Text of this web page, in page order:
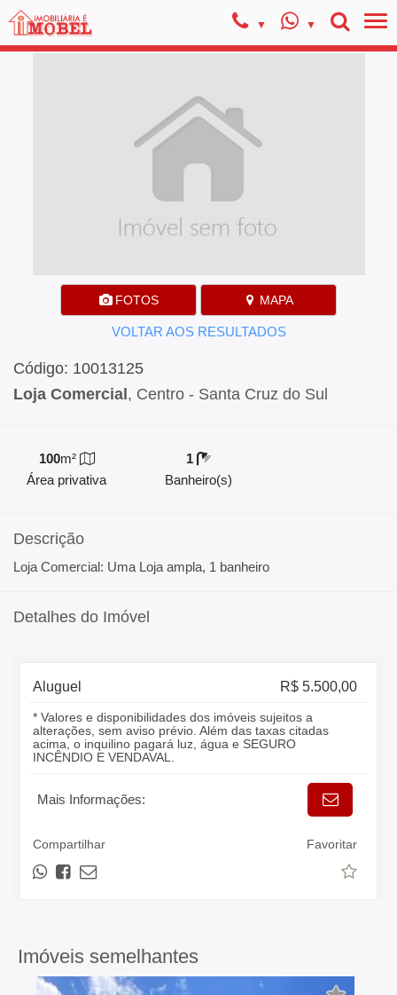
FOTOS MAPA
VOLTAR AOS RESULTADOS
Código: 10013125
Loja Comercial , Centro - Santa Cruz do Sul
100m²
Área privativa
1
Banheiro(s)
Descrição
Loja Comercial: Uma Loja ampla, 1 banheiro
Detalhes do Imóvel
Aluguel R$ 5.500,00
* Valores e disponibilidades dos imóveis sujeitos a
alterações, sem aviso prévio. Além das taxas citadas
acima, o inquilino pagará luz, água e SEGURO
INCÊNDIO E VENDAVAL.
Mais Informações:
Compartilhar Favoritar
Imóveis semelhantes